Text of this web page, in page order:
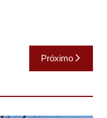
Próximo